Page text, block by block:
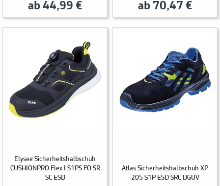
ab 44,99 € ab 70,47 €
Elysee Sicherheitshalbschuh
CUSHIONPRO Flex I S1PS FO SR
SC ESD
Atlas Sicherheitshalbschuh XP
205 S1P ESD SRC DGUV